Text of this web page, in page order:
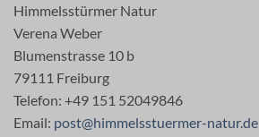
Himmelsstürmer Natur
Verena Weber
Blumenstrasse 10 b
79111 Freiburg
Telefon: +49 151 52049846
Email: post@himmelsstuermer-natur.de